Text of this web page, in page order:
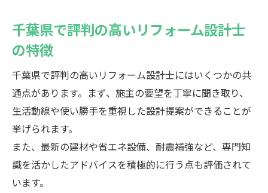
千葉県で評判の高いリフォーム設計士
の特徴
千葉県で評判の高いリフォーム設計士にはいくつかの共
通点があります。まず、施主の要望を丁寧に聞き取り、
生活動線や使い勝手を重視した設計提案ができることが
挙げられます。
また、最新の建材や省エネ設備、耐震補強など、専門知
識を活かしたアドバイスを積極的に行う点も評価されて
います。